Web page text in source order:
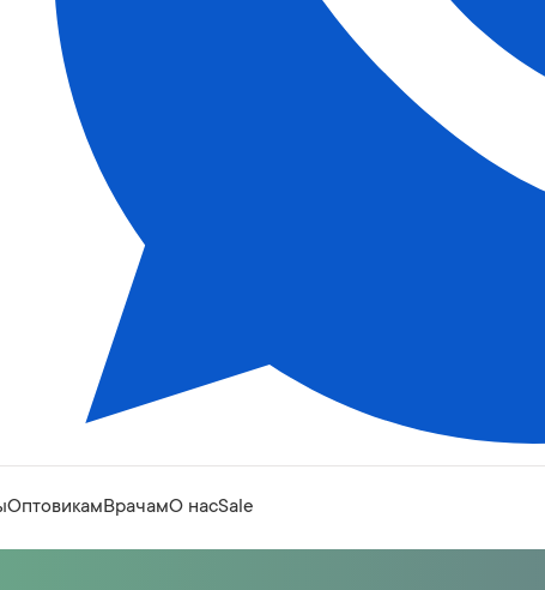
ОптовикамВрачамО насSale